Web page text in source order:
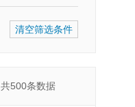
清空筛选条件
共500条数据